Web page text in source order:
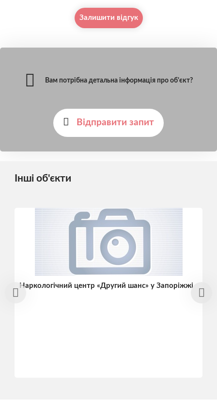
Залишити відгук
Вам потрібна детальна інформація про об'єкт?
Відправити запит
Інші об'єкти
Наркологічний центр «Другий шанс» у Запоріжжі